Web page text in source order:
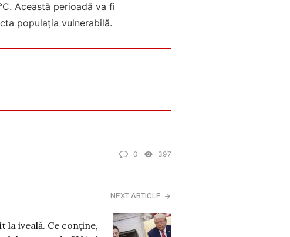
Această perioadă va fi
populația vulnerabilă.
0 397
NEXT ARTICLE
la iveală. Ce conține,